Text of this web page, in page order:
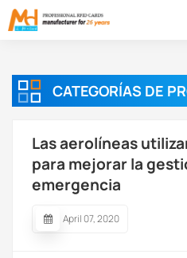
CATEGORÍAS DE
Las aerolíneas
para mejorar la
emergencia
April 07, 2020